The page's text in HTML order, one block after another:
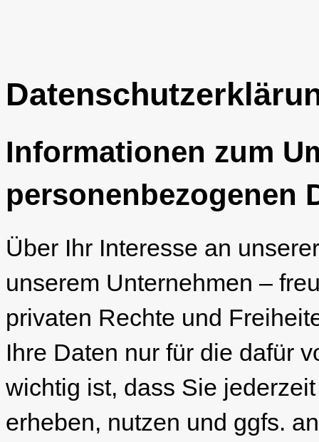
Informationen zum
personenbezogenen
Über Ihr Interesse an
unserem Unternehmen –
privaten Rechte und
Ihre Daten nur für die dafür
wichtig ist, dass Sie
erheben, nutzen und ggfs.